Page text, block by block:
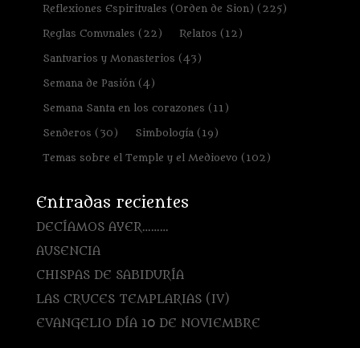
Reflexiones Espirituales (Orden de Sion) (225)
Reglas Comunales (22) Relatos (12)
Santuarios y Monasterios (43)
Semana de Pasión(4)
Semana Santa en los corazones (11)
Senderos (30) Simbología(19)
Temas sobre el Temple y el Medioevo (102)
Entradas recientes
DECÍAMOS AYER………
AUSENCIA
CHISPAS DE SABIDURÍA
LAS CRUCES TEMPLARIAS (IV)
EVANGELIO DÍA 10 DE NOVIEMBRE